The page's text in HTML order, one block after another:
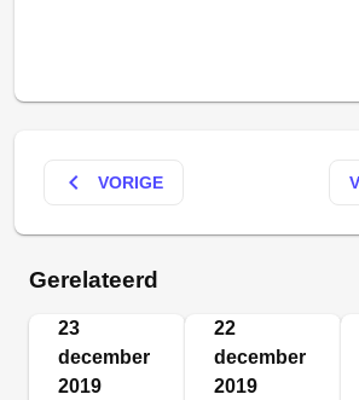
keyboard_arrow_left VORIGE
Gerelateerd
23
december
2019
22
december
2019